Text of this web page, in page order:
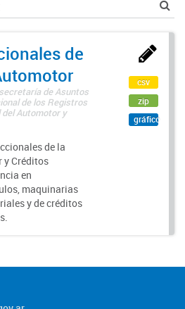
de
de Asuntos
de los Registros
del Automotor y
de la
y Créditos
en
maquinarias
y de créditos
csv
zip
gráfico